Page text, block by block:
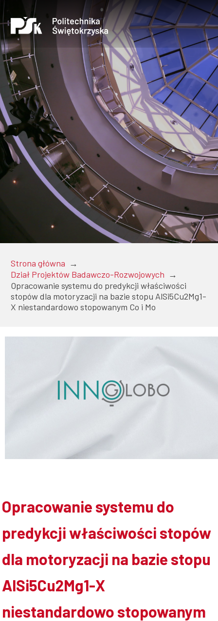
Strona główna →
Dział Projektów Badawczo-Rozwojowych →
Opracowanie systemu do predykcji właściwości
stopów dla motoryzacji na bazie stopu AlSi5Cu2Mg1-
X niestandardowo stopowanym Co i Mo
Opracowanie systemu do
predykcji właściwości stopów
dla motoryzacji na bazie stopu
AlSi5Cu2Mg1-X
niestandardowo stopowanym
Uczelnia
Kandydaci
Studenci
Doktoranci
Podyplomowe
Pracownicy
Domy
studenckie
Współpraca
Sklep PŚk
Kontakt